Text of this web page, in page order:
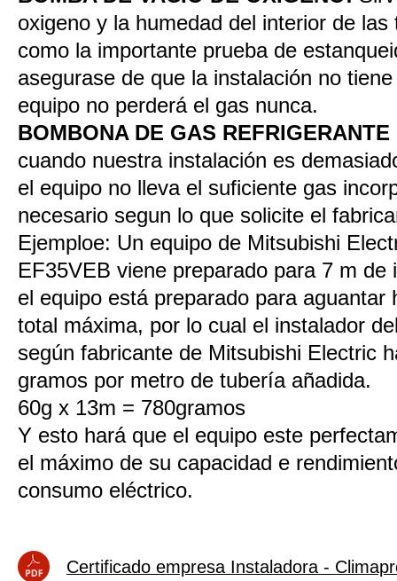
oxigeno y la humedad del interior de
como la importante prueba de
asegurase de que la instalación no
equipo no perderá el gas nunca.
BOMBONA DE GAS
cuando nuestra instalación es
el equipo no lleva el suficiente gas
necesario segun lo que solicite el
Ejemploe: Un equipo de Mitsubishi
EF35VEB viene preparado para 7 m
el equipo está preparado para
total máxima, por lo cual el instalador
según fabricante de Mitsubishi Electric
gramos por metro de tubería añadida.
60g x 13m = 780gramos
Y esto hará que el equipo este
el máximo de su capacidad e
consumo eléctrico.
Certificado empresa Instaladora -